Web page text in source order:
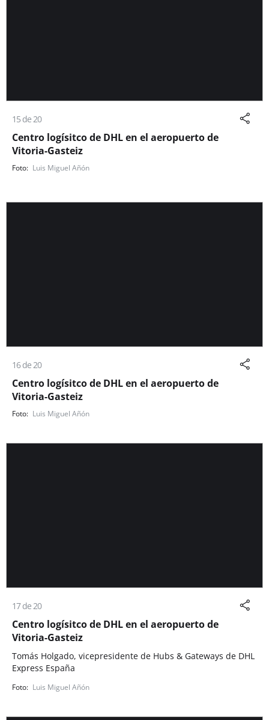
15 de 20
Centro logísitco de DHL en el aeropuerto de
Vitoria-Gasteiz
Luis Miguel Añón
16 de 20
Centro logísitco de DHL en el aeropuerto de
Vitoria-Gasteiz
Luis Miguel Añón
17 de 20
Centro logísitco de DHL en el aeropuerto de
Vitoria-Gasteiz
Tomás Holgado, vicepresidente de Hubs & Gateways de DHL
Express España
Luis Miguel Añón